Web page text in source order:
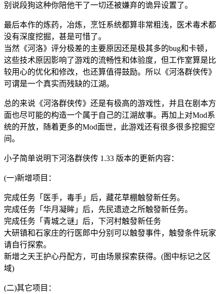
别说段狗这种你陪他干了一切还被嫌弃的诡异设置了。
最后本作的炼药，冶炼，烹饪系统都算非常粗浅，医术毒术都
没有深度挖掘，甚是可惜了。
当然《河洛》评分极差的主要原因还是极其多的bug和卡顿，
这些技术原因影响了游戏的流畅性和体验度，但工作室算是比
较用心的优化和修改，也还算值得鼓励。所以《河洛群侠传》
可谓是一个真实而残缺的江湖。
总的来说《河洛群侠传》还是有极高的游戏性，并且在剧本方
面也尽可能的构造一个属于自己的江湖故事。再加上对Mod系
统的开放，随着更多的Mod面世，此游戏还有很多很多挖掘空
间。
小子简单说明下河洛群侠传 1.33 版本的更新内容：
(一)新增项目：
完成任务「医手，毒手」后，藏花草棚触發新任务。
完成任务「华月凝眸」后，先民遗迹之所触發新任务。
完成任务「青城之谜」后，下河村触發新任务
大研镇和石家庄的行医郎中分别可以触發事件，触發条件玩家
请自行探索。
新增之天王护心丹配方，可由场景探索获得。(图中标记之区
域)
(二)其它项目：